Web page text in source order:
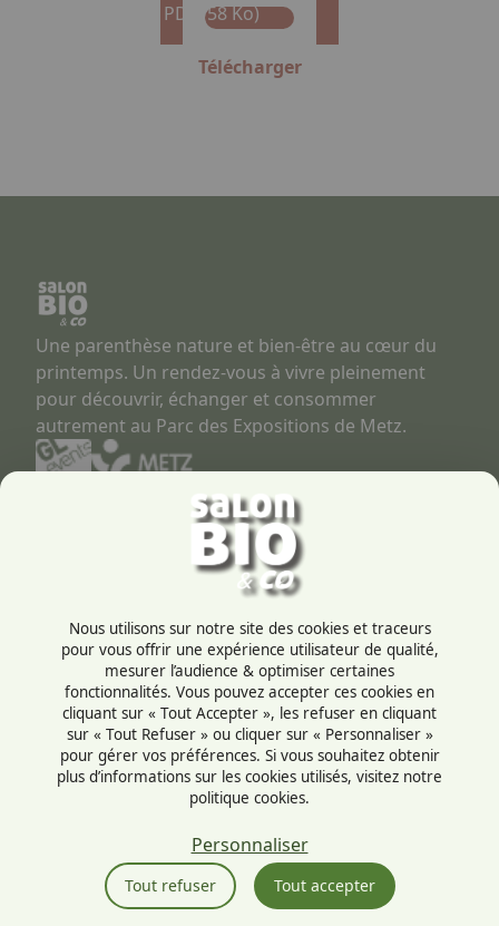
Format : PDF (58 Ko)
Télécharger
Une parenthèse nature et bien-être au cœur du
printemps. Un rendez-vous à vivre pleinement
pour découvrir, échanger et consommer
autrement au Parc des Expositions de Metz.
Rue de la Grange aux bois
57072 - Metz
France
Mentions légales
Éthique et conformité
Nous utilisons sur notre site des cookies et traceurs
pour vous offrir une expérience utilisateur de qualité,
mesurer l’audience & optimiser certaines
fonctionnalités. Vous pouvez accepter ces cookies en
cliquant sur « Tout Accepter », les refuser en cliquant
sur « Tout Refuser » ou cliquer sur « Personnaliser »
pour gérer vos préférences. Si vous souhaitez obtenir
plus d’informations sur les cookies utilisés, visitez notre
politique cookies.
Tout accepter
Tout refuser
Personnaliser